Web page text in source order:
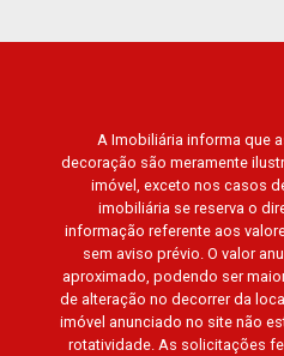
A Imobiliária informa que
decoração são meramente
imóvel, exceto nos casos
imobiliária se reserva o
informação referente aos
sem aviso prévio. O valor
aproximado, podendo ser
de alteração no decorrer da
imóvel anunciado no site não
rotatividade. As solicitações